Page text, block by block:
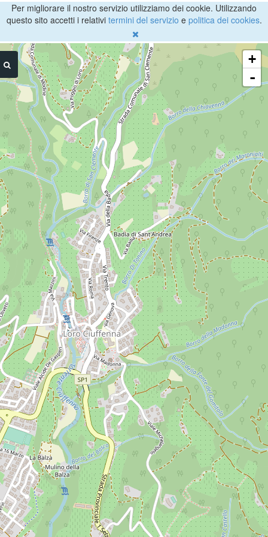
Per migliorare il nostro servizio utilizziamo dei cookie. Utilizzando
questo sito accetti i relativi termini del servizio e politica dei cookies.
+
-